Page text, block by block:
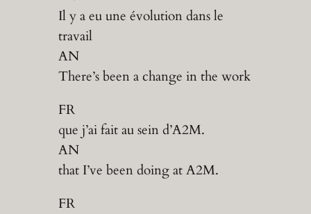
Il y a eu une évolution dans le
travail
AN
There’s been a change in the work
FR
que j’ai fait au sein d’A2M.
AN
that I’ve been doing at A2M.
FR